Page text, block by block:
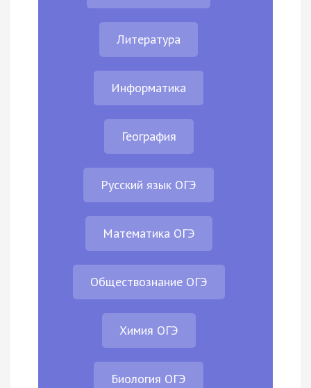
Литература
Информатика
География
Русский язык ОГЭ
Математика ОГЭ
Обществознание ОГЭ
Химия ОГЭ
Биология ОГЭ